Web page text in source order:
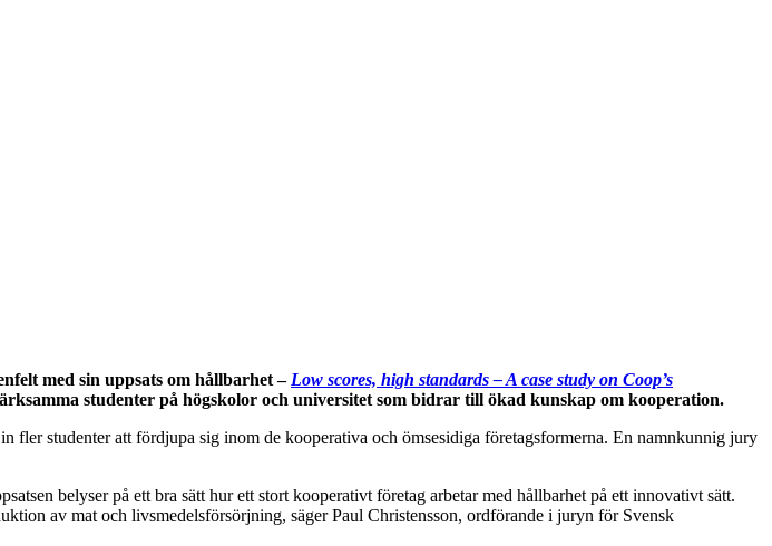
med sin uppsats om hållbarhet – Low scores, high standards – A case study on Coop’s
studenter på högskolor och universitet som bidrar till ökad kunskap om kooperation.
fler studenter att fördjupa sig inom de kooperativa och ömsesidiga företagsformerna. En namnkunnig jury
belyser på ett bra sätt hur ett stort kooperativt företag arbetar med hållbarhet på ett innovativt sätt.
av mat och livsmedelsförsörjning, säger Paul Christensson, ordförande i juryn för Svensk